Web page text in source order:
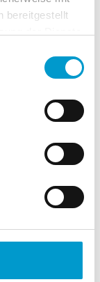
bereitgestellt
Detektiv-Koffer
C1000